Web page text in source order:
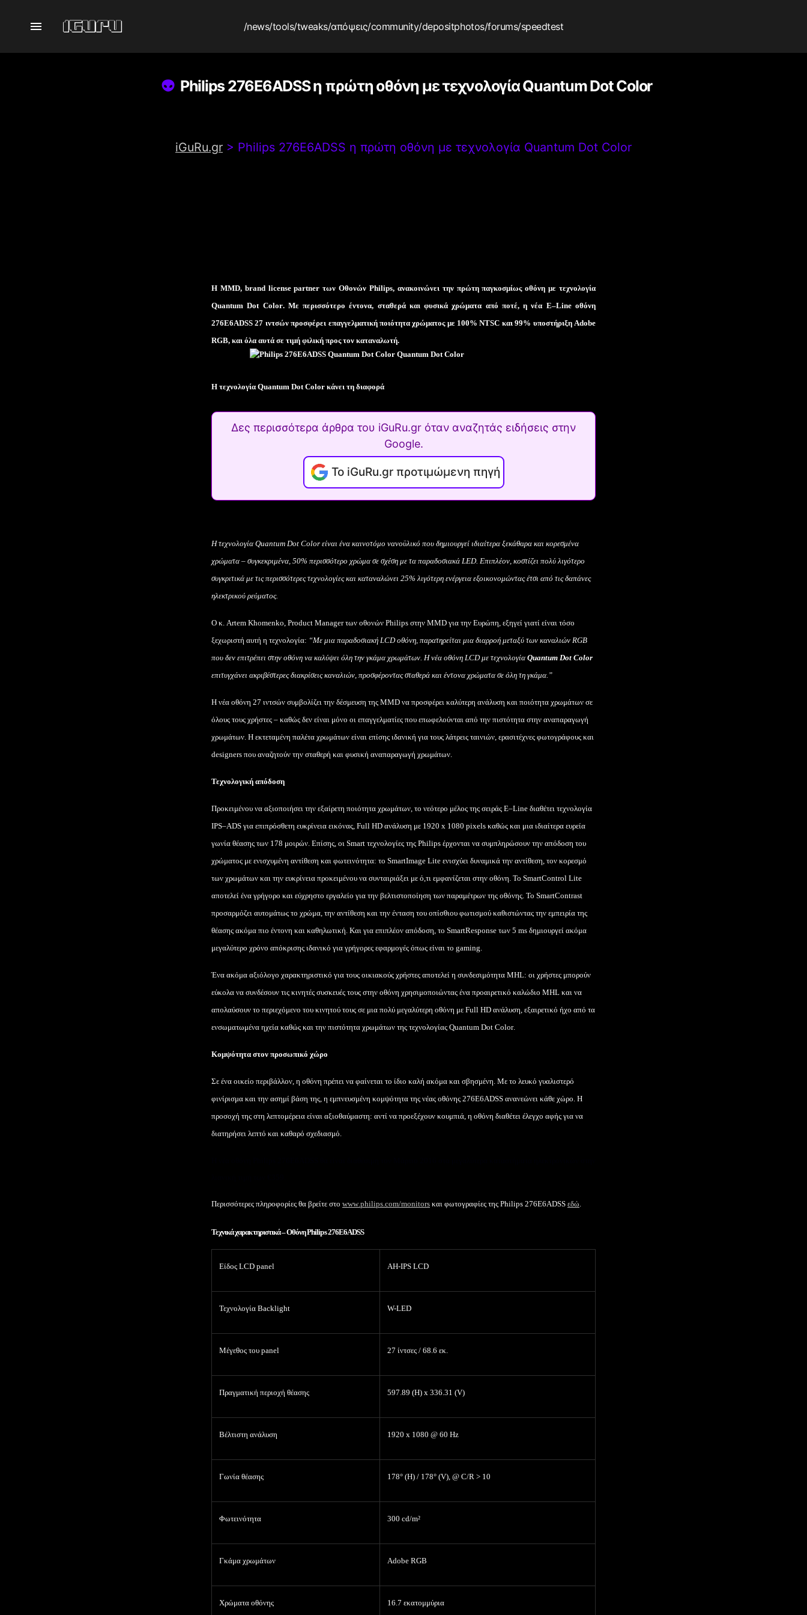
/news/tools/tweaks/απόψεις/community/depositphotos/forums/speedtest
Philips 276E6ADSS η πρώτη οθόνη με τεχνολογία Quantum Dot Color
iGuRu.gr > Philips 276E6ADSS η πρώτη οθόνη με τεχνολογία Quantum Dot Color
Η MMD, brand license partner των ΟθονώνPhilips, ανακοινώνει την πρώτη παγκοσμίως οθόνη με τεχνολογία
Quantum Dot Color. Με περισσότερο έντονα, σταθερά και φυσικά χρώματα από ποτέ, η νέα E–Lineοθόνη
276E6ADSS 27 ιντσών προσφέρει επαγγελματική ποιότητα χρώματος με 100%NTSC και 99% υποστήριξηAdobe
RGB, και όλα αυτά σε τιμή φιλική προς τον καταναλωτή.
Η τεχνολογία Quantum Dot Color κάνει τη διαφορά
Δες περισσότερα άρθρα του iGuRu.gr όταν αναζητάς ειδήσεις στην
Google.
Το iGuRu.gr προτιμώμενη πηγή
Η τεχνολογία Quantum Dot Color είναι ένα καινοτόμο νανοϋλικό που δημιουργεί ιδιαίτερα ξεκάθαρα και κορεσμένα
χρώματα – συγκεκριμένα, 50% περισσότερο χρώμα σε σχέση με τα παραδοσιακά LED. Επιπλέον, κοστίζει πολύ λιγότερο
συγκριτικά με τις περισσότερες τεχνολογίες και καταναλώνει 25% λιγότερη ενέργεια εξοικονομώντας έτσι από τις δαπάνες
ηλεκτρικού ρεύματος.
O κ. Artem Khomenko, Product Managerτων οθονών Philips στην MMD για την Ευρώπη, εξηγεί γιατί είναι τόσο
ξεχωριστή αυτή η τεχνολογία: “Με μια παραδοσιακή LCDοθόνη, παρατηρείται μια διαρροή μεταξύ των καναλιών RGB
που δεν επιτρέπει στην οθόνη να καλύψει όλη την γκάμα χρωμάτων. Η νέα οθόνη LCDμε τεχνολογία Quantum Dot Color
επιτυγχάνει ακριβέστερες διακρίσεις καναλιών, προσφέροντας σταθερά και έντονα χρώματα σε όλη τη γκάμα.”
Η νέα οθόνη 27 ιντσών συμβολίζει την δέσμευση της MMD να προσφέρει καλύτερη ανάλυση και ποιότητα χρωμάτων σε
όλους τους χρήστες – καθώς δεν είναι μόνο οι επαγγελματίες που επωφελούνται από την πιστότητα στην αναπαραγωγή
χρωμάτων. Η εκτεταμένη παλέτα χρωμάτων είναι επίσης ιδανική για τους λάτρεις ταινιών, ερασιτέχνες φωτογράφους και
designers που αναζητούν την σταθερή και φυσική αναπαραγωγή χρωμάτων.
Τεχνολογική απόδοση
Προκειμένου να αξιοποιήσει την εξαίρετη ποιότητα χρωμάτων, το νεότερο μέλος της σειράς E–Line διαθέτει τεχνολογία
IPS–ADS για επιπρόσθετη ευκρίνεια εικόνας, Full HD ανάλυση με 1920 x 1080 pixels καθώς και μια ιδιαίτερα ευρεία
γωνία θέασης των 178 μοιρών. Επίσης, οι Smart τεχνολογίες της Philips έρχονται να συμπληρώσουν την απόδοση του
χρώματος με ενισχυμένη αντίθεση και φωτεινότητα: το SmartImage Lite ενισχύει δυναμικά την αντίθεση, τον κορεσμό
των χρωμάτων και την ευκρίνεια προκειμένου να συνταιριάξει με ό,τι εμφανίζεται στην οθόνη. Το SmartControl Lite
αποτελεί ένα γρήγορο και εύχρηστο εργαλείο για την βελτιστοποίηση των παραμέτρων της οθόνης. Το SmartContrast
προσαρμόζει αυτομάτως το χρώμα, την αντίθεση και την ένταση του οπίσθιου φωτισμού καθιστώντας την εμπειρία της
θέασης ακόμα πιο έντονη και καθηλωτική. Και για επιπλέον απόδοση, το SmartResponse των 5 ms δημιουργεί ακόμα
μεγαλύτερο χρόνο απόκρισης ιδανικό για γρήγορες εφαρμογές όπως είναι το gaming.
Ένα ακόμα αξιόλογο χαρακτηριστικό για τους οικιακούς χρήστες αποτελεί η συνδεσιμότητα MHL: οι χρήστες μπορούν
εύκολα να συνδέσουν τις κινητές συσκευές τους στην οθόνη χρησιμοποιώντας ένα προαιρετικό καλώδιο MHL και να
απολαύσουν το περιεχόμενο του κινητού τους σε μια πολύ μεγαλύτερη οθόνη με Full HD ανάλυση, εξαιρετικό ήχο από τα
ενσωματωμένα ηχεία καθώς και την πιστότητα χρωμάτων της τεχνολογίας Quantum Dot Color.
Κομψότητα στον προσωπικό χώρο
Σε ένα οικείο περιβάλλον, η οθόνη πρέπει να φαίνεται το ίδιο καλή ακόμα και σβησμένη. Με το λευκό γυαλιστερό
φινίρισμα και την ασημί βάση της, η εμπνευσμένη κομψότητα της νέας οθόνης 276E6ADSS ανανεώνει κάθε χώρο. Η
προσοχή της στη λεπτομέρεια είναι αξιοθαύμαστη: αντί να προεξέχουν κουμπιά, η οθόνη διαθέτει έλεγχο αφής για να
διατηρήσει λεπτό και καθαρό σχεδιασμό.
Περισσότερες πληροφορίες θα βρείτε στο www.philips.com/monitors και φωτογραφίες της Philips 276E6ADSS εδώ.
Τεχνικά χαρακτηριστικά –ΟθόνηPhilips276E6ADSS
Είδος LCD panel AH-IPS LCD
Τεχνολογία Backlight W-LED
Μέγεθος του panel 27 ίντσες / 68.6 εκ.
Πραγματική περιοχή θέασης 597.89 (H) x 336.31 (V)
Βέλτιστη ανάλυση 1920 x 1080 @ 60 Hz
Γωνία θέασης 178° (H) / 178° (V), @ C/R > 10
Φωτεινότητα 300 cd/m²
Γκάμα χρωμάτων Adobe RGB
Χρώματα οθόνης 16.7 εκατομμύρια